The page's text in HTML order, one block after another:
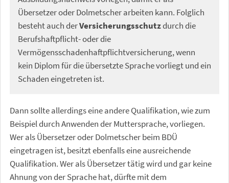
Übersetzer oder Dolmetscher arbeiten kann. Folglich
besteht auch derVersicherungsschutzdurch die
Berufshaftpflicht- oder die
Vermögensschadenhaftpflichtversicherung, wenn
kein Diplom für die übersetzte Sprache vorliegt und ein
Schaden eingetreten ist.
Dann sollte allerdings eine andere Qualifikation, wie zum
Beispiel durch Anwenden der Muttersprache, vorliegen.
Wer als Übersetzer oder Dolmetscher beim BDÜ
eingetragen ist, besitzt ebenfalls eine ausreichende
Qualifikation. Wer als Übersetzer tätig wird und gar keine
Ahnung von der Sprache hat, dürfte mit dem